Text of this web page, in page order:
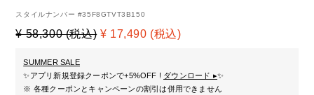
スタイルナンバー #35F8GTVT3B150
¥ 58,300 (税込) ¥ 17,490 (税込)
SUMMER SALE
✨アプリ新規登録クーポンで+5%OFF ! ダウンロード ▸✨
※ 各種クーポンとキャンペーンの割引は併用できません